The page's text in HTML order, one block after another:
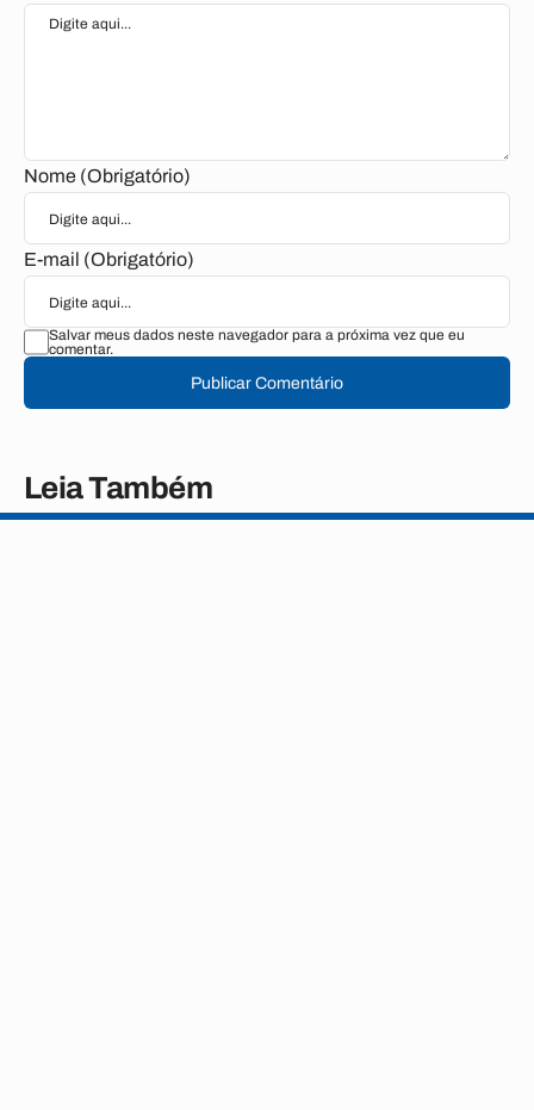
Nome (Obrigatório)
E-mail (Obrigatório)
Salvar meus dados neste navegador para a próxima vez que eu
comentar.
Publicar Comentário
Leia Também